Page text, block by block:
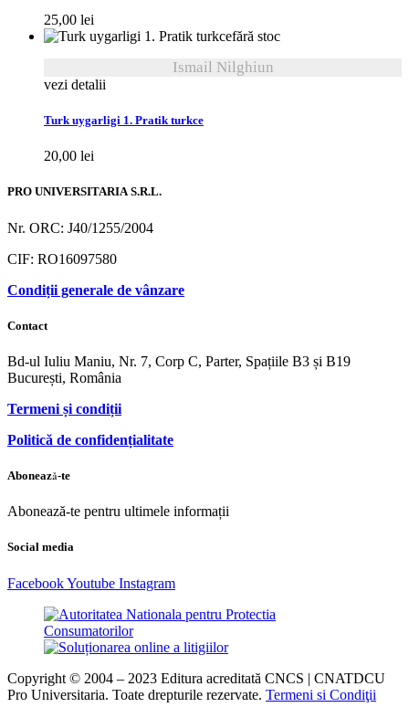
25,00 lei
fără stoc
Ismail Nilghiun
vezi detalii
Turk uygarligi 1. Pratik turkce
20,00 lei
PRO UNIVERSITARIA S.R.L.
Nr. ORC: J40/1255/2004
CIF: RO16097580
Condiții generale de vânzare
Contact
Bd-ul Iuliu Maniu, Nr. 7, Corp C, Parter, Spațiile B3 și B19
București, România
Termeni și condiții
Politică de confidențialitate
Abonează-te
Abonează-te pentru ultimele informații
Social media
FacebookYoutube Instagram
Copyright © 2004 – 2023 Editura acreditată CNCS | CNATDCU
Pro Universitaria. Toate drepturile rezervate. Termeni si Condiţii